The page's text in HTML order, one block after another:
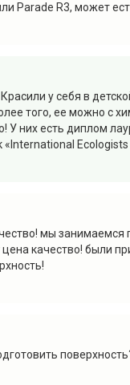
Parade R3, может
у себя в
того, ее можно с
У них есть диплом
«International
мы
качество! были